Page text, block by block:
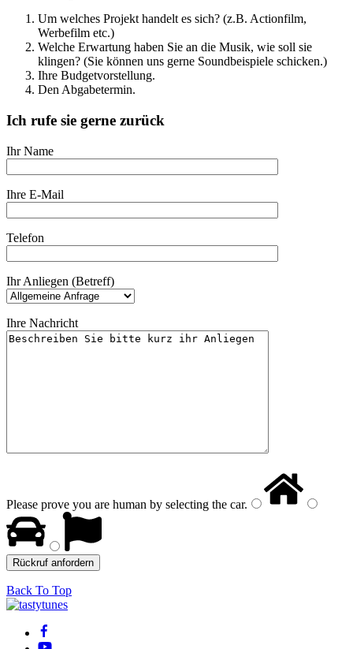
Um welches Projekt handelt es sich? (z.B. Actionfilm,
Werbefilm etc.)
Welche Erwartung haben Sie an die Musik, wie soll sie
klingen? (Sie können uns gerne Soundbeispiele schicken.)
Ihre Budgetvorstellung.
Den Abgabetermin.
Ich rufe sie gerne zurück
Ihr Name
Ihre E-Mail
Telefon
Ihr Anliegen (Betreff)
Ihre Nachricht
Please prove you are human by selecting the car.
Back To Top